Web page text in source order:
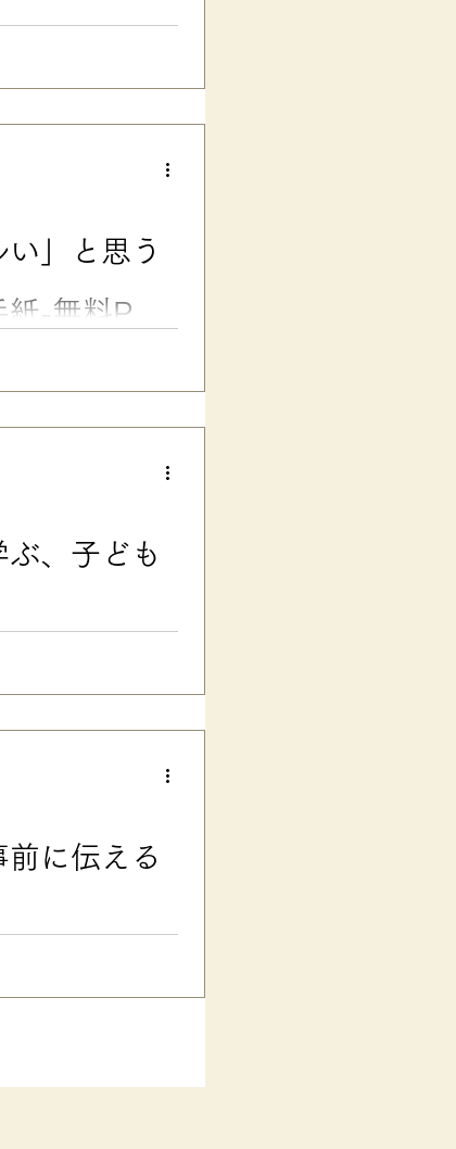
明資料、先生方のテス
認識しづらくて、誤読
年の頃、 先生に漢字の
けられなかったのだと
個人差がありますが、
」と思う
-無料PDF
、こんな気持ちが芽生え
共・民間事業者共に法
が経ちました。 （参
それでも、この春よ
的に」対応してくれ、
ぶ、子ども
ビ朝日系列/毎週土曜日
に伝える
な影響が及ばないだろう